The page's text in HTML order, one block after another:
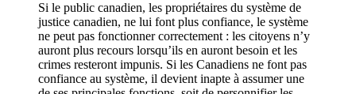
Si le public canadien, les propriétaires du système de
justice canadien, ne lui font plus confiance, le système
ne peut pas fonctionner correctement : les citoyens n’y
auront plus recours lorsqu’ils en auront besoin et les
crimes resteront impunis. Si les Canadiens ne font pas
confiance au système, il devient inapte à assumer une